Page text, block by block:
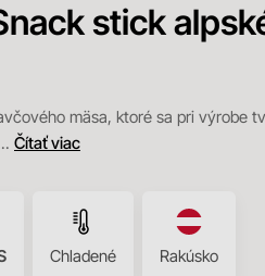
stick
mäsa, ktoré sa pri výrobe
Čítať viac
Chladené Rakúsko